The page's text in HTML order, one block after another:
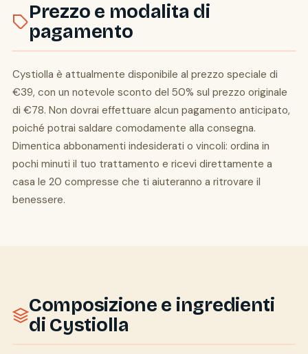
Prezzo e modalita di
pagamento
Cystiolla è attualmente disponibile al prezzo speciale di
€39, con un notevole sconto del 50% sul prezzo originale
di €78. Non dovrai effettuare alcun pagamento anticipato,
poiché potrai saldare comodamente alla consegna.
Dimentica abbonamenti indesiderati o vincoli: ordina in
pochi minuti il tuo trattamento e ricevi direttamente a
casa le 20 compresse che ti aiuteranno a ritrovare il
benessere.
Composizione e ingredienti
di Cystiolla